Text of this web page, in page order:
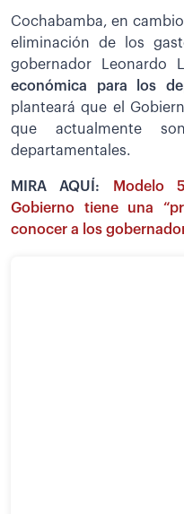
Cochabamba, en
eliminación de los
gobernador Leonardo
económica para los
planteará que el
que actualmente
departamentales.
MIRA AQUÍ:
Modelo
Gobierno tiene una
conocer a los